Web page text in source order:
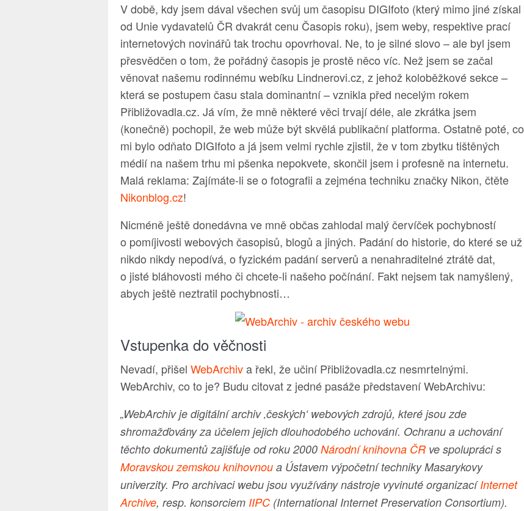
V době, kdy jsem dával všechen svůj um časopisu DIGIfoto (který mimo jiné získal
od Unie vydavatelů ČR dvakrát cenu Časopis roku), jsem weby, respektive prací
internetových novinářů tak trochu opovrhoval. Ne, to je silné slovo – ale byl jsem
přesvědčen o tom, že pořádný časopis je prostě něco víc. Než jsem se začal
věnovat našemu rodinnému webíku Lindnerovi.cz, z jehož koloběžkové sekce –
která se postupem času stala dominantní – vznikla před necelým rokem
Přibližovadla.cz. Já vím, že mně některé věci trvají déle, ale zkrátka jsem
(konečně) pochopil, že web může být skvělá publikační platforma. Ostatně poté, co
mi bylo odňato DIGIfoto a já jsem velmi rychle zjistil, že v tom zbytku tištěných
médií na našem trhu mi pšenka nepokvete, skončil jsem i profesně na internetu.
Malá reklama: Zajímáte-li se o fotografii a zejména techniku značky Nikon, čtěte
Nikonblog.cz!
Nicméně ještě donedávna ve mně občas zahlodal malý červíček pochybností
o pomíjivosti webových časopisů, blogů a jiných. Padání do historie, do které se už
nikdo nikdy nepodívá, o fyzickém padání serverů a nenahraditelné ztrátě dat,
o jisté bláhovosti mého či chcete-li našeho počínání. Fakt nejsem tak namyšlený,
abych ještě neztratil pochybnosti…
Vstupenka do věčnosti
Nevadí, přišel WebArchiva řekl, že učiní Přibližovadla.cz nesmrtelnými.
WebArchiv, co to je? Budu citovat z jedné pasáže představení WebArchivu:
„WebArchiv je digitální archiv ‚českých‘ webových zdrojů, které jsou zde
shromažďovány za účelem jejich dlouhodobého uchování. Ochranu a uchování
těchto dokumentů zajišťuje od roku 2000 Národní knihovna ČR ve spolupráci s
Moravskou zemskou knihovnou a Ústavem výpočetní techniky Masarykovy
univerzity. Pro archivaci webu jsou využívány nástroje vyvinuté organizacíInternet
Archive, resp. konsorciem IIPC (International Internet Preservation Consortium).